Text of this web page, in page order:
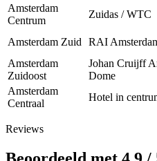
Amsterdam
Centrum
Zuidas / WTC
Amsterdam Zuid
RAI
Amsterdam
Zuidoost
Johan Cruijff
Dome
Amsterdam
Centraal
Hotel in
Reviews